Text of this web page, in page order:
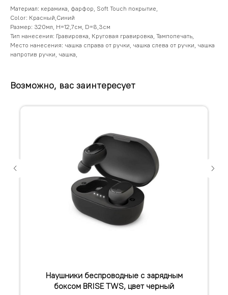
Материал: керамика, фарфор, Soft Touch покрытие,
Color: Красный,Синий
Размер: 320мл, H=12,7см, D=8,3см
Тип нанесения: Гравировка, Круговая гравировка, Тампопечать,
Место нанесения: чашка справа от ручки, чашка слева от ручки, чашка
напротив ручки, чашка,
Возможно, вас заинтересует
Наушники беспроводные с зарядным
боксом BRISE TWS, цвет черный